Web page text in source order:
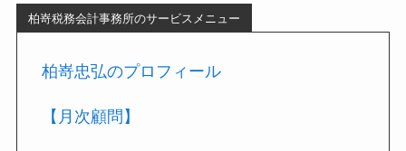
柏嵜税務会計事務所のサービスメニュー
柏嵜忠弘のプロフィール
【月次顧問】